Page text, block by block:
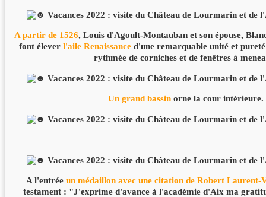
A partir de 1526, Louis d'Agoult-Montauban et son épouse,
font éleverl'aile Renaissance d'une remarquable unité et
rythmée de corniches et de fenêtres à
Un grand bassin orne la cour intérieure.
A l'entréeun médaillon avec une citation de Robert Laurent-
testament : "J'exprime d'avance à l'académie d'Aix ma